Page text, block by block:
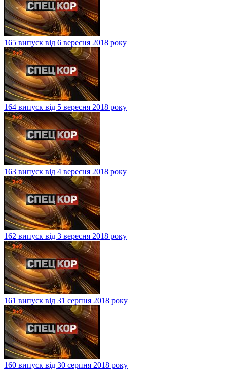
165 випуск від 6 вересня 2018 року
164 випуск від 5 вересня 2018 року
163 випуск від 4 вересня 2018 року
162 випуск від 3 вересня 2018 року
161 випуск від 31 серпня 2018 року
160 випуск від 30 серпня 2018 року